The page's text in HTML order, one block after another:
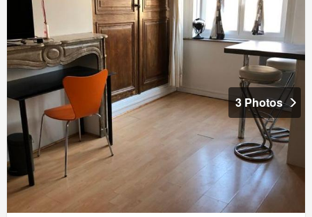
3 Photos